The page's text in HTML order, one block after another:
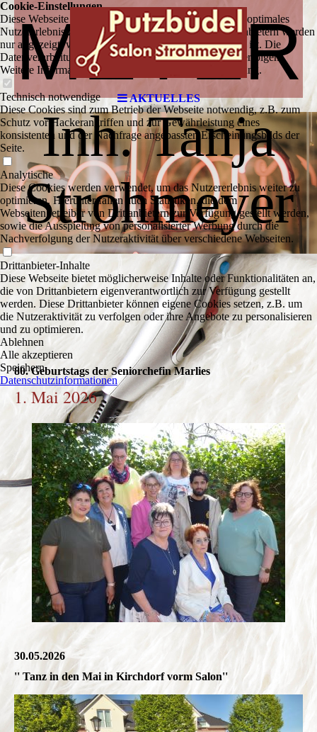
AKTUELLES
MEYER
Inh. Tanja
Strohmeyer
80. Geburtstags der Seniorchefin Marlies
1. Mai 2026
30.05.2026
'' Tanz in den Mai in Kirchdorf vorm Salon''
Cookie-Einstellungen
Diese Webseite verwendet Cookies, um Besuchern ein optimales
Nutzererlebnis zu bieten. Bestimmte Inhalte von Drittanbietern werden
nur angezeigt, wenn die entsprechende Option aktiviert ist. Die
Datenverarbeitung kann dann auch in einem Drittland erfolgen.
Weitere Informationen hierzu in der Datenschutzerklärung.
Technisch notwendige
Diese Cookies sind zum Betrieb der Webseite notwendig, z.B. zum
Schutz vor Hackerangriffen und zur Gewährleistung eines
konsistenten und der Nachfrage angepassten Erscheinungsbilds der
Seite.
Analytische
Diese Cookies werden verwendet, um das Nutzererlebnis weiter zu
optimieren. Hierunter fallen auch Statistiken, die dem
Webseitenbetreiber von Drittanbietern zur Verfügung gestellt werden,
sowie die Ausspielung von personalisierter Werbung durch die
Nachverfolgung der Nutzeraktivität über verschiedene Webseiten.
Drittanbieter-Inhalte
Diese Webseite bietet möglicherweise Inhalte oder Funktionalitäten an,
die von Drittanbietern eigenverantwortlich zur Verfügung gestellt
werden. Diese Drittanbieter können eigene Cookies setzen, z.B. um
die Nutzeraktivität zu verfolgen oder ihre Angebote zu personalisieren
und zu optimieren.
Ablehnen
Alle akzeptieren
Speichern
Datenschutzinformationen